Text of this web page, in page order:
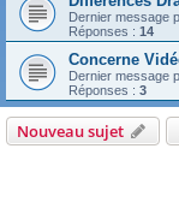
Dernier message
Réponses : 14
Concerne
Dernier message
Réponses : 3
Nouveau sujet